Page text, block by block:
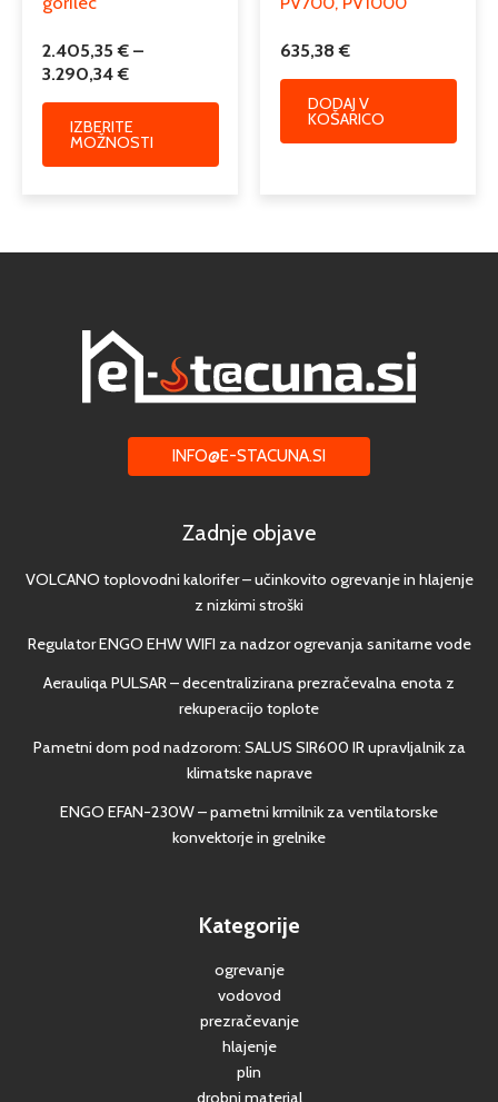
2.405,35€ –
3.290,34€
IZBERITE
MOŽNOSTI
635,38€
DODAJ V
KOŠARICO
INFO@E-STACUNA.SI
Zadnje objave
VOLCANO toplovodni kalorifer – učinkovito ogrevanje in hlajenje
z nizkimi stroški
Regulator ENGO EHW WIFI za nadzor ogrevanja sanitarne vode
Aerauliqa PULSAR – decentralizirana prezračevalna enota z
rekuperacijo toplote
Pametni dom pod nadzorom: SALUS SIR600 IR upravljalnik za
klimatske naprave
ENGO EFAN-230W – pametni krmilnik za ventilatorske
konvektorje in grelnike
Kategorije
ogrevanje
vodovod
prezračevanje
hlajenje
plin
drobni material